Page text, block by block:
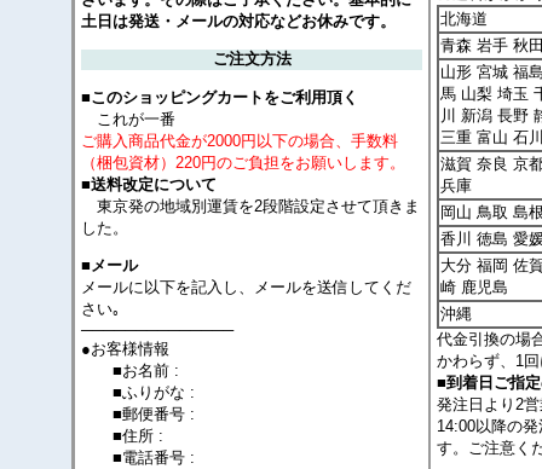
土日は発送・メールの対応などお休みです。
ご注文方法
■このショッピングカートをご利用頂く
これが一番
ご購入商品代金が2000円以下の場合、手数料
（梱包資材）220円のご負担をお願いします。
■送料改定について
東京発の地域別運賃を2段階設定させて頂きま
した。
■メール
メールに以下を記入し、メールを送信してくだ
さい｡
──────────────
●お客様情報
■お名前 :
■ふりがな :
■郵便番号 :
■住所 :
■電話番号 :
北海道
青森 岩手 秋
山形 宮城 福
馬 山梨 埼玉
川 新潟 長野
三重 富山 石
滋賀 奈良 京
兵庫
岡山 鳥取 島
香川 徳島 愛
大分 福岡 佐
崎 鹿児島
沖縄
代金引換の場
かわらず、1
■到着日ご指
発注日より2
14:00以降の
す。ご注意く